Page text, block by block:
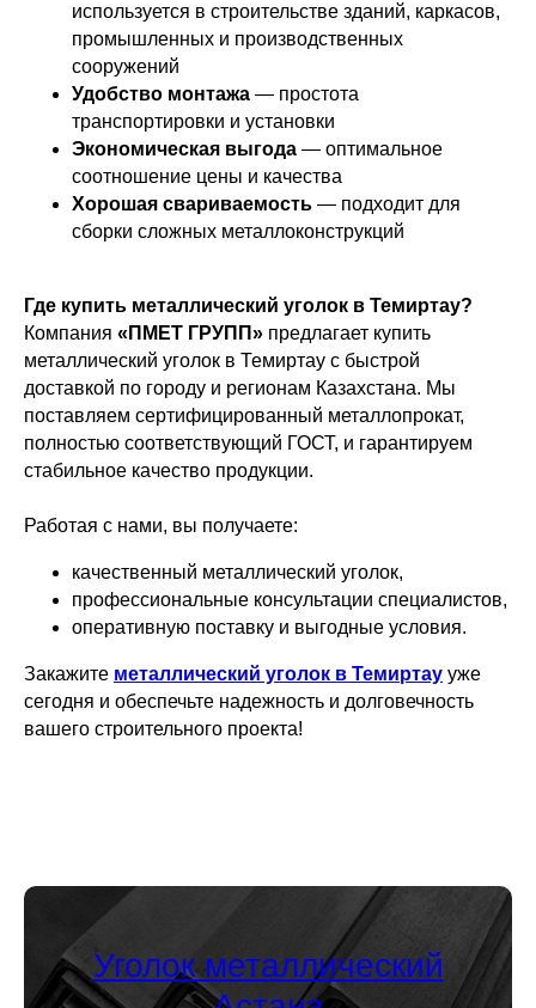
используется в строительстве зданий, каркасов,
промышленных и производственных
сооружений
Удобство монтажа — простота
транспортировки и установки
Экономическая выгода — оптимальное
соотношение цены и качества
Хорошая свариваемость — подходит для
сборки сложных металлоконструкций
Где купить металлический уголок в Темиртау?
Компания «ПМЕТ ГРУПП» предлагает купить
металлический уголок в Темиртау с быстрой
доставкой по городу и регионам Казахстана. Мы
поставляем сертифицированный металлопрокат,
полностью соответствующий ГОСТ, и гарантируем
стабильное качество продукции.
Работая с нами, вы получаете:
качественный металлический уголок,
профессиональные консультации специалистов,
оперативную поставку и выгодные условия.
Закажите металлический уголок в Темиртау уже
сегодня и обеспечьте надежность и долговечность
вашего строительного проекта!
Уголок металлический